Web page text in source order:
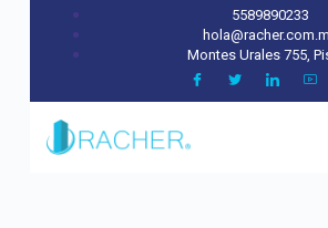
5589890233
Montes Urales 755,